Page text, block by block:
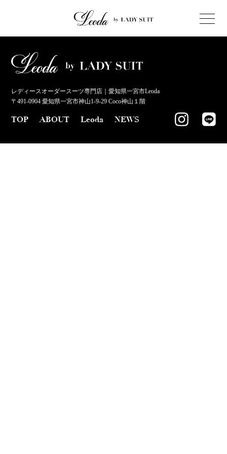
レディースオーダースーツ専門店｜愛知県一宮市Leoda
〒491-0904 愛知県一宮市神山1-9-29 Coco神山１階
TOP ABOUT Leoda NEWS